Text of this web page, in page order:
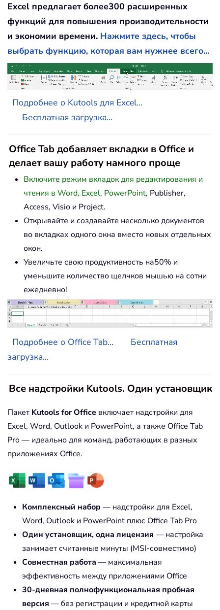
Excel предлагает более300 расширенных
функций для повышения производительности
и экономии времени. Нажмите здесь, чтобы
выбрать функцию, которая вам нужнее всего...
Подробнее о Kutools для Excel...
Бесплатная загрузка...
Office Tab добавляет вкладки в Office и
делает вашу работу намного проще
Включите режим вкладок для редактирования и
чтения в Word, Excel, PowerPoint, Publisher,
Access, Visio и Project.
Открывайте и создавайте несколько документов
во вкладках одного окна вместо новых отдельных
окон.
Увеличьте свою продуктивность на50% и
уменьшите количество щелчков мышью на сотни
ежедневно!
Подробнее о Office Tab...
Бесплатная
загрузка...
Все надстройки Kutools. Один установщик
Пакет Kutools for Office включает надстройки для
Excel, Word, Outlook и PowerPoint, а также Office Tab
Pro — идеально для команд, работающих в разных
приложениях Office.
Комплексный набор — надстройки для Excel,
Word, Outlook и PowerPoint плюс Office Tab Pro
Один установщик, одна лицензия — настройка
занимает считанные минуты (MSI-совместимо)
Совместная работа — максимальная
эффективность между приложениями Office
30-дневная полнофункциональная пробная
версия — без регистрации и кредитной карты